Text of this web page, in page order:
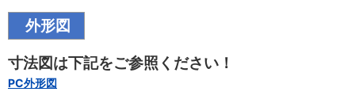
外形図
寸法図は下記をご参照ください！
PC外形図